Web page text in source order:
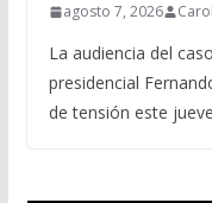
agosto 7, 2026
La audiencia del
presidencial
de tensión este